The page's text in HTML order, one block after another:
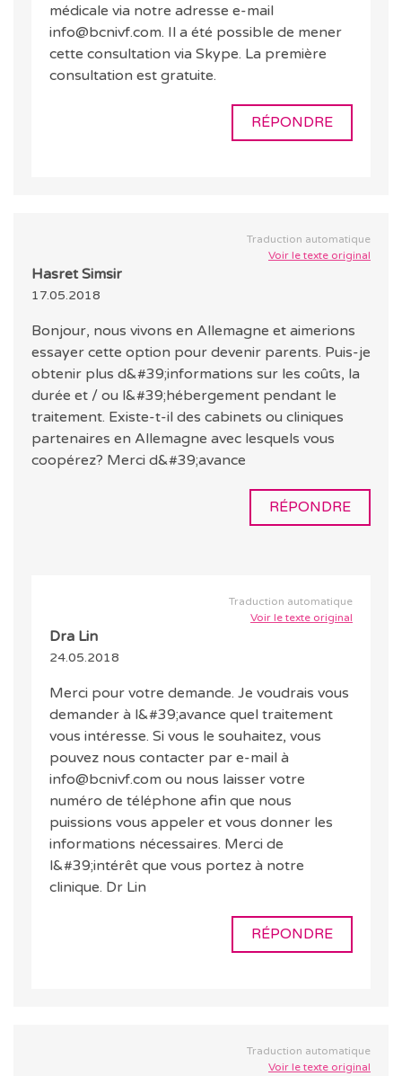
médicale via notre adresse e-mail
info@bcnivf.com. Il a été possible de mener
cette consultation via Skype. La première
consultation est gratuite.
RÉPONDRE
Traduction automatique
Voir le texte original
Hasret Simsir
17.05.2018
Bonjour, nous vivons en Allemagne et aimerions
essayer cette option pour devenir parents. Puis-je
obtenir plus d&#39;informations sur les coûts, la
durée et / ou l&#39;hébergement pendant le
traitement. Existe-t-il des cabinets ou cliniques
partenaires en Allemagne avec lesquels vous
coopérez? Merci d&#39;avance
RÉPONDRE
Traduction automatique
Voir le texte original
Dra Lin
24.05.2018
Merci pour votre demande. Je voudrais vous
demander à l&#39;avance quel traitement
vous intéresse. Si vous le souhaitez, vous
pouvez nous contacter par e-mail à
info@bcnivf.com ou nous laisser votre
numéro de téléphone afin que nous
puissions vous appeler et vous donner les
informations nécessaires. Merci de
l&#39;intérêt que vous portez à notre
clinique. Dr Lin
RÉPONDRE
Traduction automatique
Voir le texte original